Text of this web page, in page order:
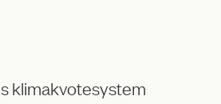
klimakvotesystem